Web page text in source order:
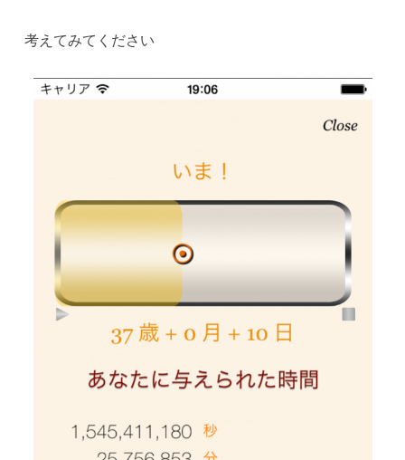
考えてみてください